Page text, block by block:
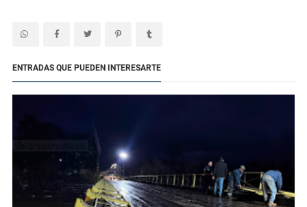
ENTRADAS QUE PUEDEN INTERESARTE